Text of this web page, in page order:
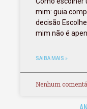
mim: guia
decisão
mim não é
SAIBA MAIS »
Nenhum